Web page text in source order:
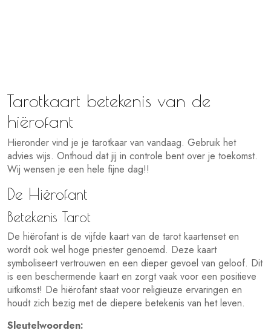
Tarotkaart betekenis van de
hiërofant
Hieronder vind je je tarotkaar van vandaag. Gebruik het
advies wijs. Onthoud dat jij in controle bent over je toekomst.
Wij wensen je een hele fijne dag!!
De Hiërofant
Betekenis Tarot
De hiërofant is de vijfde kaart van de tarot kaartenset en
wordt ook wel hoge priester genoemd. Deze kaart
symboliseert vertrouwen en een dieper gevoel van geloof. Dit
is een beschermende kaart en zorgt vaak voor een positieve
uitkomst! De hiërofant staat voor religieuze ervaringen en
houdt zich bezig met de diepere betekenis van het leven.
Sleutelwoorden: